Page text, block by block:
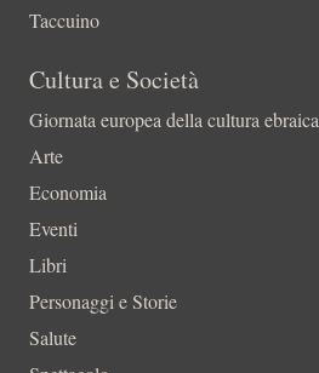
Taccuino
Cultura e Società
Giornata europea della cultura ebraica
Arte
Economia
Eventi
Libri
Personaggi e Storie
Salute